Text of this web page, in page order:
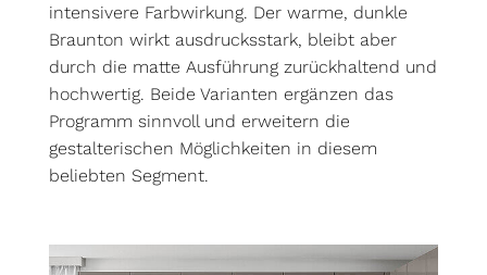
intensivere Farbwirkung. Der warme, dunkle
Braunton wirkt ausdrucksstark, bleibt aber
durch die matte Ausführung zurückhaltend und
hochwertig. Beide Varianten ergänzen das
Programm sinnvoll und erweitern die
gestalterischen Möglichkeiten in diesem
beliebten Segment.